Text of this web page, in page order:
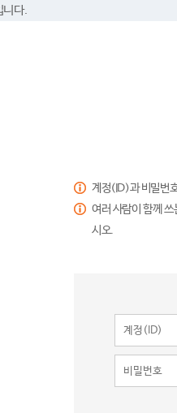
니다.
계정(ID)과 비밀번
여러 사람이 함께
시오.